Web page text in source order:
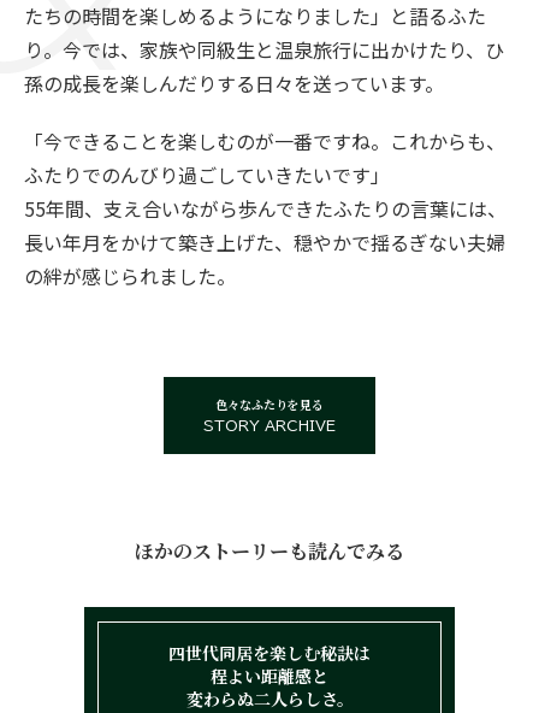
たちの時間を楽しめるようになりました」と語るふた
り。今では、家族や同級生と温泉旅行に出かけたり、ひ
孫の成長を楽しんだりする日々を送っています。
「今できることを楽しむのが一番ですね。これからも、
ふたりでのんびり過ごしていきたいです」
55年間、支え合いながら歩んできたふたりの言葉には、
長い年月をかけて築き上げた、穏やかで揺るぎない夫婦
の絆が感じられました。
色々なふたりを見る
STORY ARCHIVE
ほかのストーリーも読んでみる
四世代同居を楽しむ秘訣は
程よい距離感と
変わらぬ二人らしさ。